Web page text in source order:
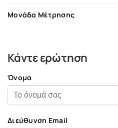
Μονάδα Μέτρησης
Κάντε ερώτηση
Όνομα
Διεύθυνση Email